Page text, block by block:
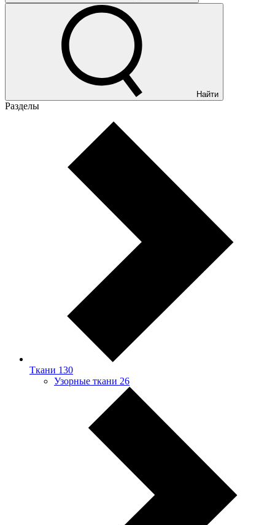
Найти
Разделы
Ткани 130
Узорные ткани 26